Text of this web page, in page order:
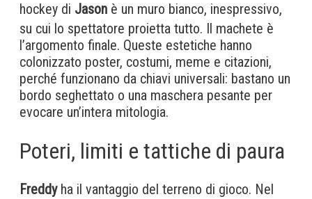
hockey di Jason è un muro bianco, inespressivo,
su cui lo spettatore proietta tutto. Il machete è
l’argomento finale. Queste estetiche hanno
colonizzato poster, costumi, meme e citazioni,
perché funzionano da chiavi universali: bastano un
bordo seghettato o una maschera pesante per
evocare un’intera mitologia.
Poteri, limiti e tattiche di paura
Freddyha il vantaggio del terreno di gioco. Nel